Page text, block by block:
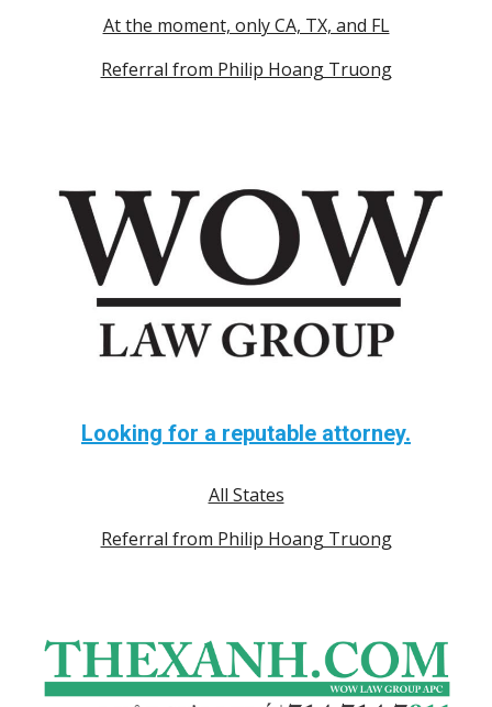
At the moment, only CA, TX, and FL
Referral from Philip Hoang Truong
Looking for a reputable attorney.
All States
Referral from Philip Hoang Truong